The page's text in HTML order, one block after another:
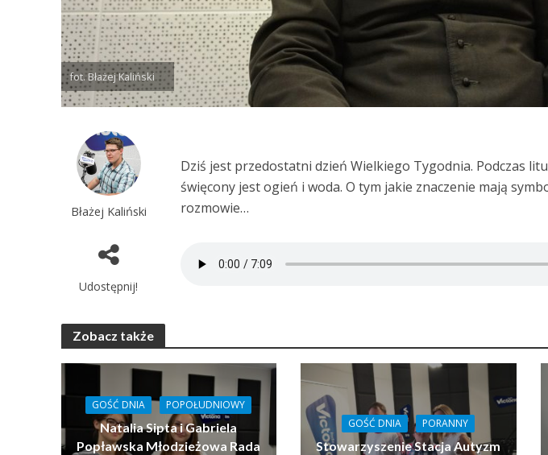
fot. Błażej Kaliński
Błażej Kaliński
Udostępnij!
Dziś jest przedostatni dzień Wielkiego Tygodnia. Podczas
święcony jest ogień i woda. O tym jakie znaczenie mają
rozmowie…
Zobacz także
GOŚĆ DNIA POPOŁUDNIOWY
Natalia Sipta i Gabriela
Popławska Młodzieżowa Rada
GOŚĆ DNIA PORANNY
Stowarzyszenie Stacja Autyzm